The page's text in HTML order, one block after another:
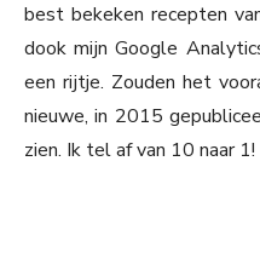
best bekeken recepten
dook mijn Google
een rijtje. Zouden het
nieuwe, in 2015
zien. Ik tel af van 10 naar 1!